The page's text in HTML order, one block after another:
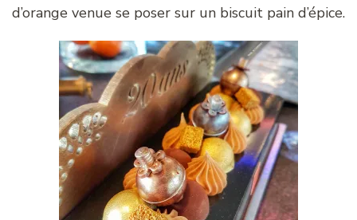
d’orange venue se poser sur un biscuit pain d’épice.